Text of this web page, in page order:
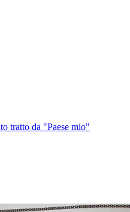
tratto da "Paese mio"